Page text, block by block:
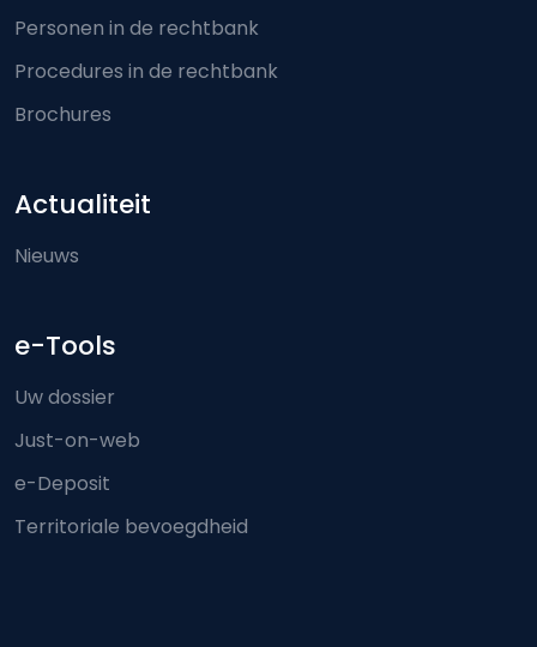
Personen in de rechtbank
Procedures in de rechtbank
Brochures
Actualiteit
Nieuws
e-Tools
Uw dossier
Just-on-web
e-Deposit
Territoriale bevoegdheid